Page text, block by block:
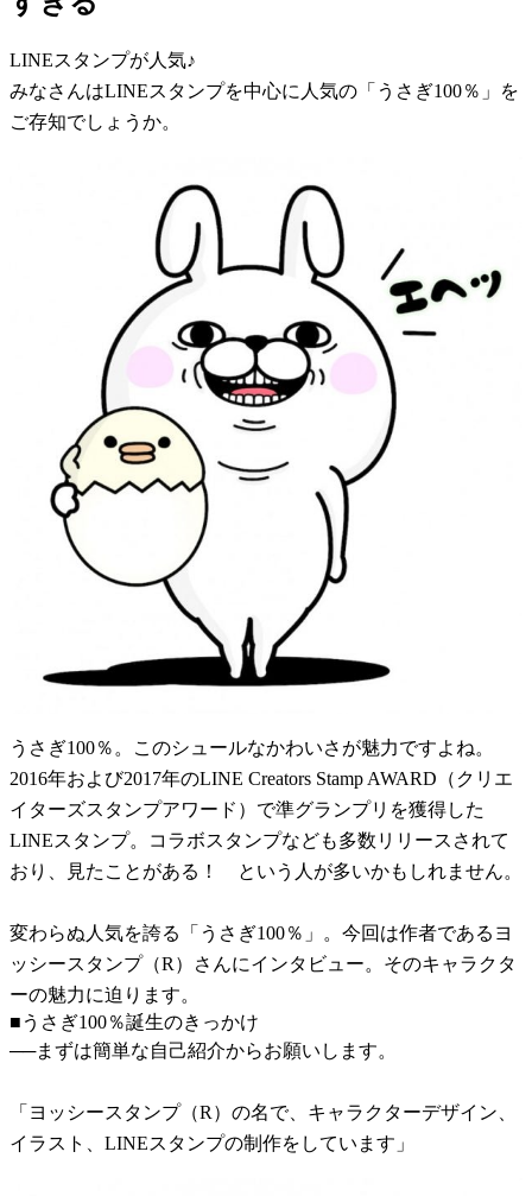
LINEスタンプが人気♪
みなさんはLINEスタンプを中心に人気の「うさぎ100％」を
ご存知でしょうか。
うさぎ100％。このシュールなかわいさが魅力ですよね。
2016年および2017年のLINE Creators Stamp AWARD（クリエ
イターズスタンプアワード）で準グランプリを獲得した
LINEスタンプ。コラボスタンプなども多数リリースされて
おり、見たことがある！ という人が多いかもしれません。
変わらぬ人気を誇る「うさぎ100％」。今回は作者であるヨ
ッシースタンプ（R）さんにインタビュー。そのキャラクタ
ーの魅力に迫ります。
■うさぎ100％誕生のきっかけ
──まずは簡単な自己紹介からお願いします。
「ヨッシースタンプ（R）の名で、キャラクターデザイン、
イラスト、LINEスタンプの制作をしています」